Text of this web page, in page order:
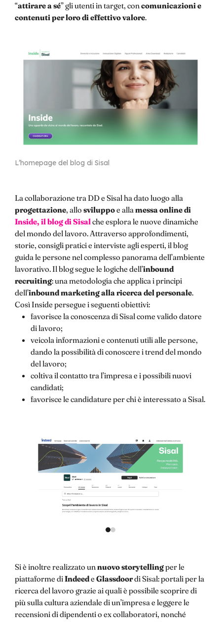
“attirare a sé” gli utenti in target, concomunicazioni e
contenuti per loro di effettivo valore.
L’homepage del blog di Sisal
La collaborazione tra DD e Sisal ha dato luogo alla
progettazione, allo sviluppoe allamessa online di
Inside, il blog di Sisalche esplora le nuove dinamiche
del mondo del lavoro. Attraverso approfondimenti,
storie, consigli pratici e interviste agli esperti, il blog
guida le persone nel complesso panorama dell’ambiente
lavorativo. Il blog segue le logiche dell’inbound
recruiting: una metodologia che applica i principi
dell’inbound marketing alla ricerca del personale.
Così Inside persegue i seguenti obiettivi:
favorisce la conoscenza di Sisal come valido datore
di lavoro;
veicola informazioni e contenuti utili alle persone,
dando la possibilità di conoscere i trend del mondo
del lavoro;
coltiva il contatto tra l’impresa e i possibili nuovi
candidati;
favorisce le candidature per chi è interessato a Sisal.
Si è inoltre realizzato unnuovo storytellingper le
piattaforme diIndeede Glassdoordi Sisal: portali per la
ricerca del lavoro grazie ai quali è possibile scoprire di
più sulla cultura aziendale di un’impresa e leggere le
recensioni di dipendenti o ex collaboratori, nonché